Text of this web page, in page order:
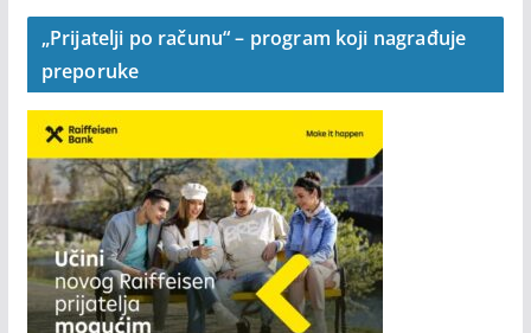
„Prijatelji po računu“ – program koji nagrađuje
preporuke